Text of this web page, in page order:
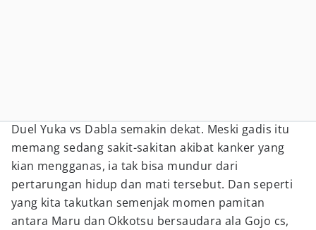
Duel Yuka vs Dabla semakin dekat. Meski gadis itu
memang sedang sakit-sakitan akibat kanker yang
kian mengganas, ia tak bisa mundur dari
pertarungan hidup dan mati tersebut. Dan seperti
yang kita takutkan semenjak momen pamitan
antara Maru dan Okkotsu bersaudara ala Gojo cs,